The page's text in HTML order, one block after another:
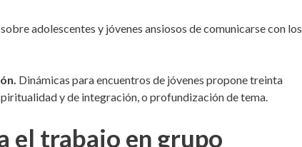
adolescentes y jóvenes ansiosos de comunicarse con los
Dinámicas para encuentros de jóvenes propone treinta
y de integración, o profundización de tema.
el trabajo en grupo